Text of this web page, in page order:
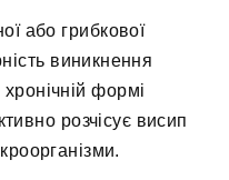
або грибкової
виникнення
формі
розчісує висип